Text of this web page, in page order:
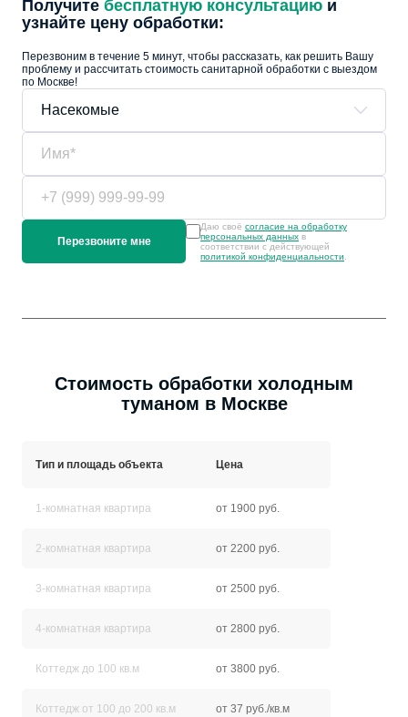
Получите бесплатную консультацию и
узнайте цену обработки:
Перезвоним в течение 5 минут, чтобы рассказать, как решить Вашу
проблему и рассчитать стоимость санитарной обработки с выездом
по Москве!
Даю своё согласие на обработку
персональных данных в
соответствии с действующей
политикой конфиденциальности.
Стоимость обработки холодным
туманом в Москве
Тип и площадь объекта Цена
1-комнатная квартира от 1900 руб.
2-комнатная квартира от 2200 руб.
3-комнатная квартира от 2500 руб.
4-комнатная квартира от 2800 руб.
Коттедж до 100 кв.м от 3800 руб.
Коттедж от 100 до 200 кв.м от 37 руб./кв.м